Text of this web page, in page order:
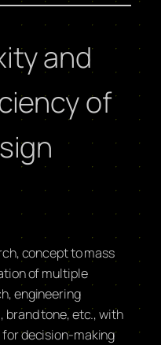
and
of
concept to mass
of multiple
engineering
tone, etc., with
decision-making